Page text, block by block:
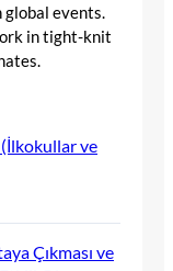
events.
in tight-knit
(İlkokullar ve
Çıkması ve